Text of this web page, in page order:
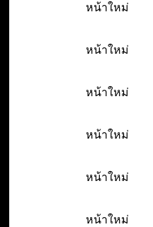
หน้าใหม่
หน้าใหม่
หน้าใหม่
หน้าใหม่
หน้าใหม่
หน้าใหม่